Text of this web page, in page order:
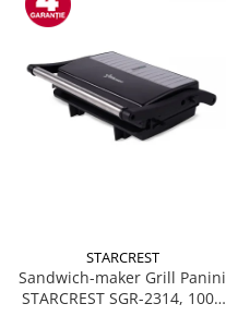
STARCREST
Sandwich-maker Grill Panini
STARCREST SGR-2314, 1000